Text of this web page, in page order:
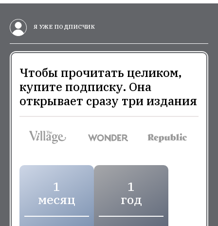
Я УЖЕ ПОДПИСЧИК
Чтобы прочитать целиком,
купите подписку. Она
открывает сразу три издания
1
месяц
1
год